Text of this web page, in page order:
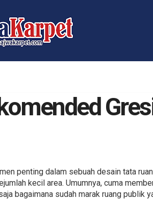
penting dalam sebuah desain tata
kecil area. Umumnya, cuma
bagaimana sudah marak ruang publik